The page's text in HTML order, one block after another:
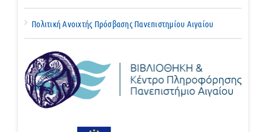
Πολιτική Ανοιχτής Πρόσβασης Πανεπιστημίου Αιγαίου